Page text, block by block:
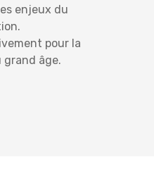
enjeux du
pour la
âge.